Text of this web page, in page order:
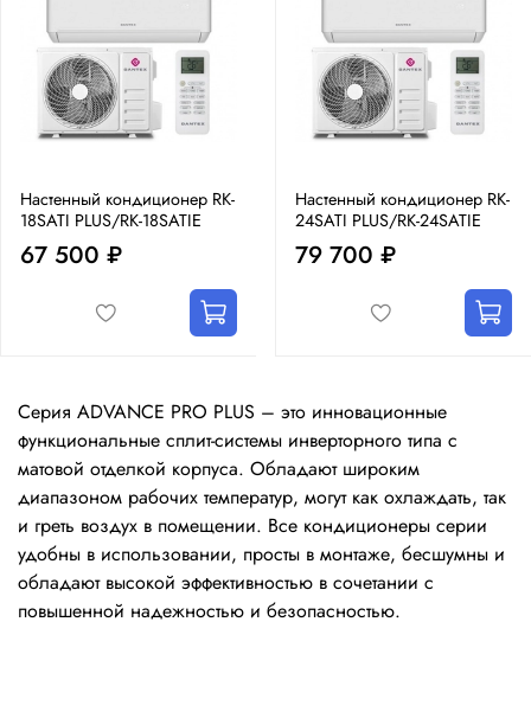
Настенный кондиционер RK-
18SATI PLUS/RK-18SATIE
67 500 ₽
Настенный кондиционер RK-
24SATI PLUS/RK-24SATIE
79 700 ₽
Серия ADVANCE PRO PLUS – это инновационные
функциональные сплит-системы инверторного типа с
матовой отделкой корпуса. Обладают широким
диапазоном рабочих температур, могут как охлаждать, так
и греть воздух в помещении. Все кондиционеры серии
удобны в использовании, просты в монтаже, бесшумны и
обладают высокой эффективностью в сочетании с
повышенной надежностью и безопасностью.